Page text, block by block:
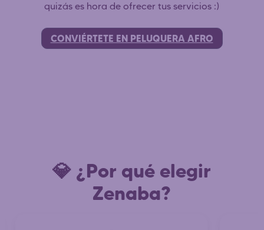
quizás es hora de ofrecer tus servicios :)
CONVIÉRTETE EN PELUQUERA AFRO
💎 ¿Por qué elegir
Zenaba?